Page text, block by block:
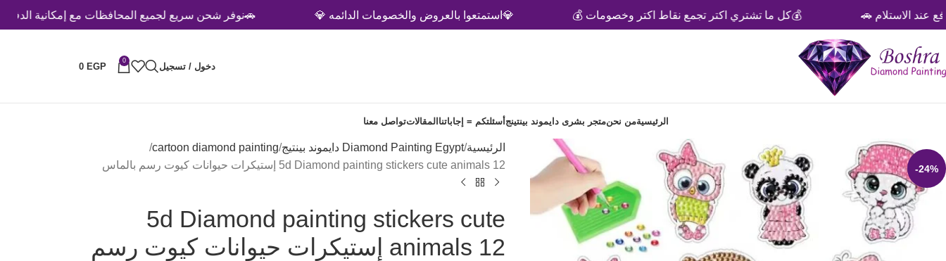
🚗نوفر شحن سريع لجميع المحافظات مع إمكانية الدفع عند 💎استمتعوا بالعروض والخصومات الدائمه 💎 💰كل ما تشتري اكتر تجمع نقاط اكتر وخصومات 💰 🚗
دخول / تسجيل
0
0 EGP
الرئيسيةمن نحنمتجر بشرى دايموند بينتينجأسئلتكم = إجاباتناالمقالاتتواصل معنا
-24%
الرئيسية Diamond Painting Egypt دايموند بينتيج
cartoon diamond painting
5d Diamond painting stickers cute animals 12 إستيكرات حيوانات كيوت رسم بالماس
5d Diamond painting stickers cute
animals 12 إستيكرات حيوانات كيوت رسم